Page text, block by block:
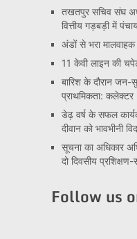
तखतपुर सचिव संघ
वित्तीय गड़बड़ी में
अंडों से भरा
11 केवी लाइन की
बारिश के दौरान जन-
प्राथमिकता: कलेक्टर
डेढ़ वर्ष के सफल
दीवान को भावभीनी
सूचना का अधिकार
दो दिवसीय
Follow us